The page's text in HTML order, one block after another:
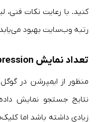
کنید. با رعایت نکات فنی،
رتبه وب‌سایت بهبود
تعداد نمایش Impression
منظور از ایمپرشن در
نتایج جستجو نمایش
زیادی داشته باشد اما